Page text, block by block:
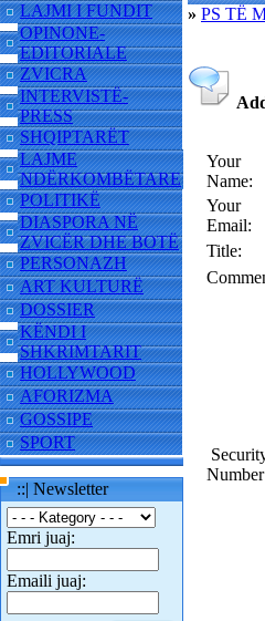
LAJMI I FUNDIT
OPINONE-
EDITORIALE
ZVICRA
INTERVISTË-
PRESS
SHQIPTARËT
LAJME
NDËRKOMBËTARE
POLITIKË
DIASPORA NË
ZVICËR DHE BOTË
PERSONAZH
ART KULTURË
DOSSIER
KËNDI I
SHKRIMTARIT
HOLLYWOOD
AFORIZMA
GOSSIPE
SPORT
::| Newsletter
Emri juaj:
Emaili juaj:
» PS TË
Your
Name:
Your
Email:
Title:
Number